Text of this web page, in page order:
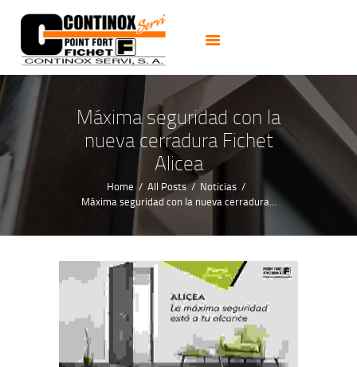
Máxima seguridad con la
nueva cerradura Fichet
Alicea
Home All Posts
Noticias
Máxima seguridad con la nueva cerradura...
PUERTAS
CERRADURAS
CAJAS FUERTES
CERRAJEROS 24H
ALARMAS CCTV
NOTICIAS
CONTACTO